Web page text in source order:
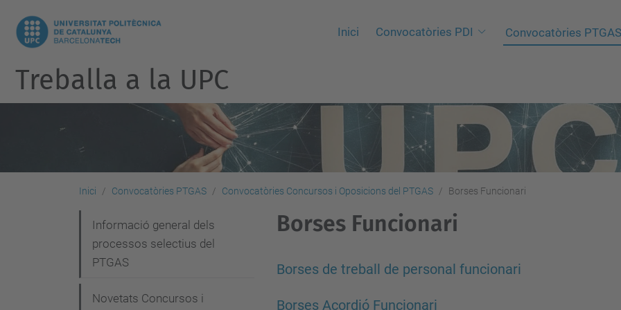
Inici Convocatòries PDI Convocatòries PTGAS
Treballa a la UPC
Inici Convocatòries PTGAS Convocatòries Concursos i Oposicions del PTGAS Borses Funcionari
Borses Funcionari
Borses de treball de personal funcionari
Borses Acordió Funcionari
v
Informació general dels
processos selectius del
PTGAS
Novetats Concursos i